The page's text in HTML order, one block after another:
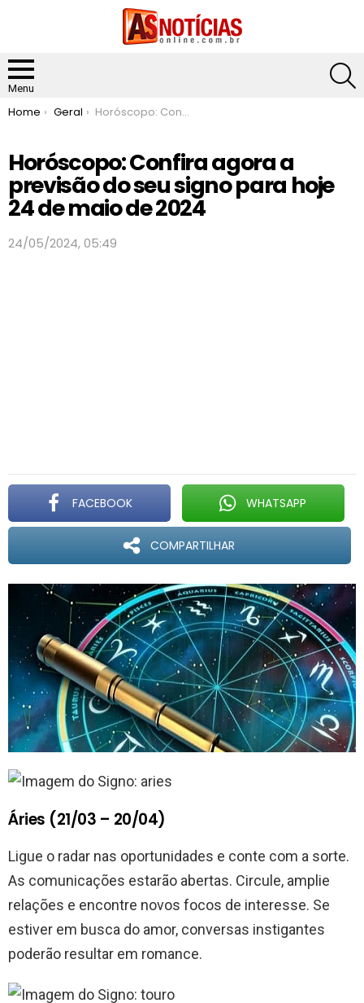
Menu
You are here:
Home Geral Horóscopo: Confira agora a previsão do seu signo para hoje 24 de maio de 2024
Horóscopo: Confira agora a
previsão do seu signo para hoje
24 de maio de 2024
24/05/2024, 05:49
FACEBOOK WHATSAPP
COMPARTILHAR
Áries (21/03 – 20/04)
Ligue o radar nas oportunidades e conte com a sorte.
As comunicações estarão abertas. Circule, amplie
relações e encontre novos focos de interesse. Se
estiver em busca do amor, conversas instigantes
poderão resultar em romance.